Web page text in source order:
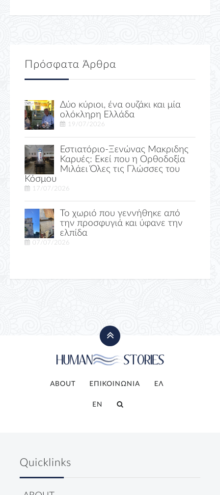
Πρόσφατα Άρθρα
Δύο κύριοι, ένα ουζάκι και μία
ολόκληρη Ελλάδα
19/07/2026
Εστιατόριο-Ξενώνας Μακριδης
Καρυές: Εκεί που η Ορθοδοξία
Μιλάει Όλες τις Γλώσσες του
Κόσμου
17/07/2026
Το χωριό που γεννήθηκε από
την προσφυγιά και ύφανε την
ελπίδα
07/07/2026
ABOUT ΕΠΙΚΟΙΝΩΝΙΑ ΕΛ
EN
Quicklinks